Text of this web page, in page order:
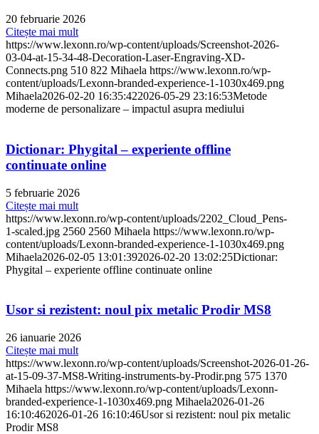
20 februarie 2026
Citește mai mult
https://www.lexonn.ro/wp-content/uploads/Screenshot-2026-
03-04-at-15-34-48-Decoration-Laser-Engraving-XD-
Connects.png 510 822 Mihaela https://www.lexonn.ro/wp-
content/uploads/Lexonn-branded-experience-1-1030x469.png
Mihaela2026-02-20 16:35:422026-05-29 23:16:53Metode
moderne de personalizare – impactul asupra mediului
Dictionar: Phygital – experiente offline
continuate online
5 februarie 2026
Citește mai mult
https://www.lexonn.ro/wp-content/uploads/2202_Cloud_Pens-
1-scaled.jpg 2560 2560 Mihaela https://www.lexonn.ro/wp-
content/uploads/Lexonn-branded-experience-1-1030x469.png
Mihaela2026-02-05 13:01:392026-02-20 13:02:25Dictionar:
Phygital – experiente offline continuate online
Usor si rezistent: noul pix metalic Prodir MS8
26 ianuarie 2026
Citește mai mult
https://www.lexonn.ro/wp-content/uploads/Screenshot-2026-01-26-
at-15-09-37-MS8-Writing-instruments-by-Prodir.png 575 1370
Mihaela https://www.lexonn.ro/wp-content/uploads/Lexonn-
branded-experience-1-1030x469.png Mihaela2026-01-26
16:10:462026-01-26 16:10:46Usor si rezistent: noul pix metalic
Prodir MS8